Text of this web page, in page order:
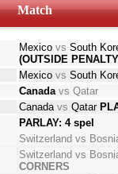
Match
Mexicovs South
(OUTSIDE
Mexicovs South
Canada vs Qatar
Canadavs Qatar
PARLAY: 4 spel
Switzerlandvs
Switzerlandvs
CORNERS